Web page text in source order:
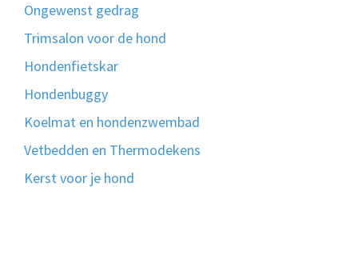
Ongewenst gedrag
Trimsalon voor de hond
Hondenfietskar
Hondenbuggy
Koelmat en hondenzwembad
Vetbedden en Thermodekens
Kerst voor je hond